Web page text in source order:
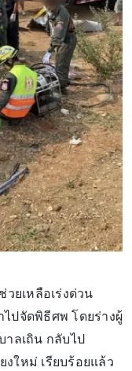
วยเหลือเร่งด่วน
ปจัดพิธีศพ โดยร่างผู้
าลเถิน กลับไป
ใหม่ เรียบร้อยแล้ว